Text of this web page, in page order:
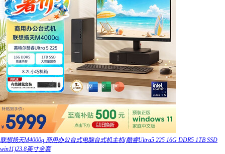
联想扬天M4000q 商用办公台式电脑台式机主机(酷睿Ultra5 225 16G DDR5 1TB SSD
win11)23.8英寸全套